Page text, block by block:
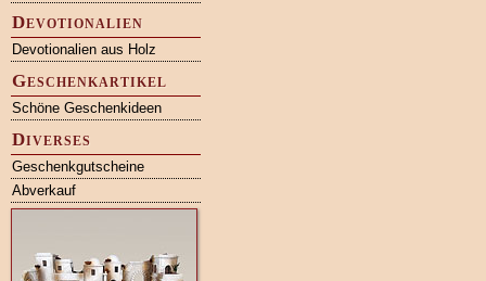
Devotionalien
Devotionalien aus Holz
Geschenkartikel
Schöne Geschenkideen
Diverses
Geschenkgutscheine
Abverkauf